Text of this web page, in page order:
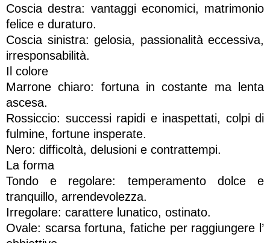
Coscia destra: vantaggi economici, matrimonio
felice e duraturo.
Coscia sinistra: gelosia, passionalità eccessiva,
irresponsabilità.
Il colore
Marrone chiaro: fortuna in costante ma lenta
ascesa.
Rossiccio: successi rapidi e inaspettati, colpi di
fulmine, fortune insperate.
Nero: difficoltà, delusioni e contrattempi.
La forma
Tondo e regolare: temperamento dolce e
tranquillo, arrendevolezza.
Irregolare: carattere lunatico, ostinato.
Ovale: scarsa fortuna, fatiche per raggiungere l’